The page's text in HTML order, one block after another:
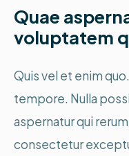
Quae
voluptatem
Quis vel et enim
tempore. Nulla
aspernatur qui
consectetur